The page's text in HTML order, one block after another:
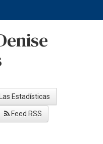
Estadísticas
Feed RSS